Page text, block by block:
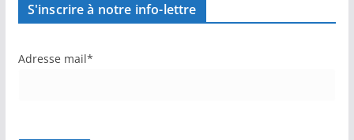
S'inscrire à notre info-lettre
Adresse mail*